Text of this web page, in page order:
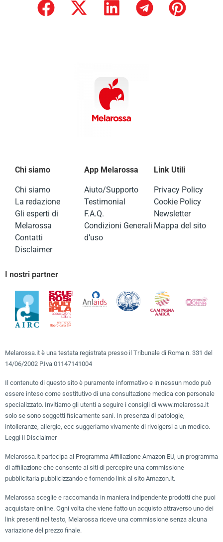
Chi siamo
Chi siamo
La redazione
Gli esperti di
Melarossa
Contatti
Disclaimer
App Melarossa
Aiuto/Supporto
Testimonial
F.A.Q.
Condizioni Generali
d’uso
Link Utili
Privacy Policy
Cookie Policy
Newsletter
Mappa del sito
I nostri partner
Melarossa.it è una testata registrata presso il Tribunale di Roma n. 331 del
14/06/2002 P.Iva 01147141004
Il contenuto di questo sito è puramente informativo e in nessun modo può
essere inteso come sostitutivo di una consultazione medica con personale
specializzato. Invitiamo gli utenti a seguire i consigli di www.melarossa.it
solo se sono soggetti fisicamente sani. In presenza di patologie,
intolleranze, allergie, ecc suggeriamo vivamente di rivolgersi a un medico.
Leggi il Disclaimer
Melarossa.it partecipa al Programma Affiliazione Amazon EU, un programma
di affiliazione che consente ai siti di percepire una commissione
pubblicitaria pubblicizzando e fornendo link al sito Amazon.it.
Melarossa sceglie e raccomanda in maniera indipendente prodotti che puoi
acquistare online. Ogni volta che viene fatto un acquisto attraverso uno dei
link presenti nel testo, Melarossa riceve una commissione senza alcuna
variazione del prezzo finale.